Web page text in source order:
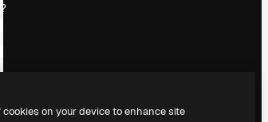
on your device to enhance site